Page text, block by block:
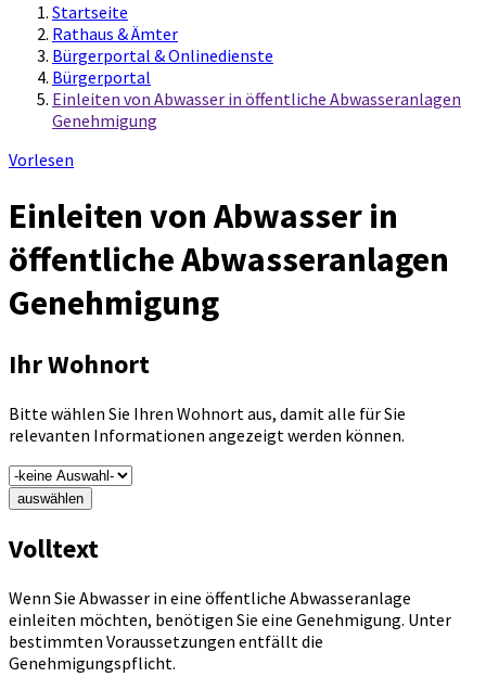
Startseite
Rathaus & Ämter
Bürgerportal & Onlinedienste
Bürgerportal
Einleiten von Abwasser in öffentliche Abwasseranlagen
Genehmigung
Vorlesen
Einleiten von Abwasser in
öffentliche Abwasseranlagen
Genehmigung
Ihr Wohnort
Bitte wählen Sie Ihren Wohnort aus, damit alle für Sie
relevanten Informationen angezeigt werden können.
auswählen
Volltext
Wenn Sie Abwasser in eine öffentliche Abwasseranlage
einleiten möchten, benötigen Sie eine Genehmigung. Unter
bestimmten Voraussetzungen entfällt die
Genehmigungspflicht.